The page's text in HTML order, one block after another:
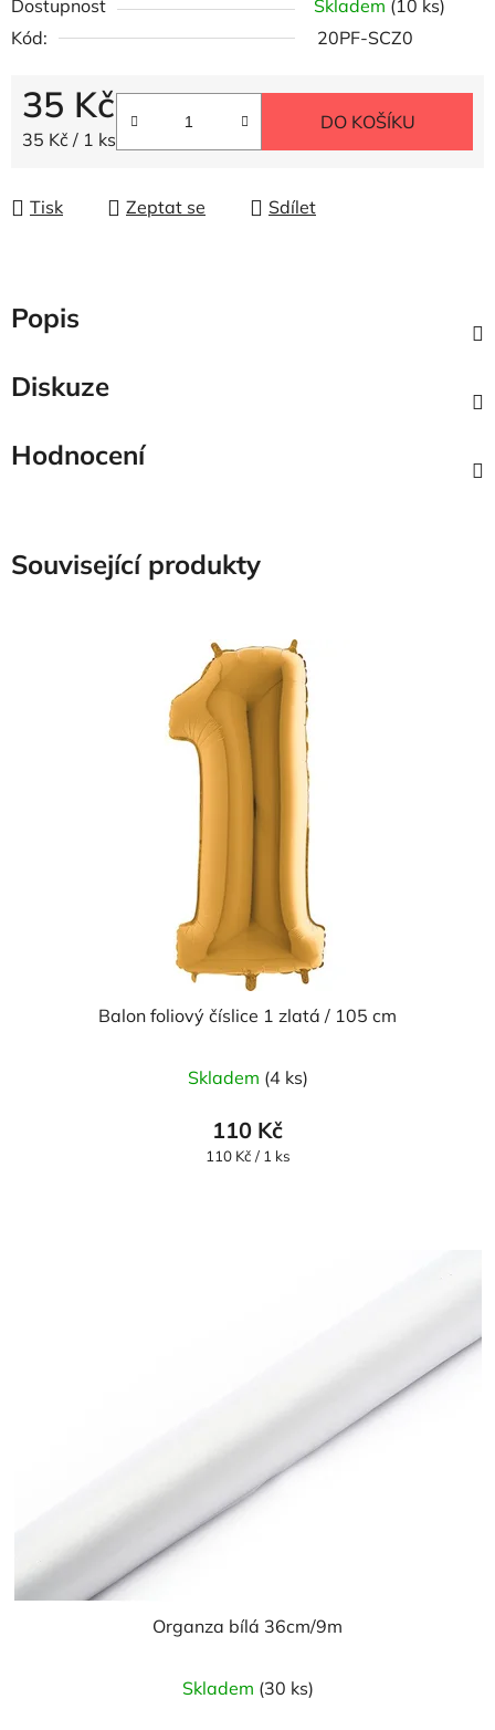
Dostupnost Skladem (10 ks)
Kód:
20PF-SCZ0
35 Kč
Měrná cena:
35 Kč / 1 ks
DO KOŠÍKU
Tisk Zeptat se Sdílet
Popis
Diskuze
Hodnocení
Související produkty
Balon foliový číslice 1 zlatá / 105 cm
Skladem (4 ks)
110 Kč
Měrná
110 Kč / 1 ks
Organza bílá 36cm/9m
hodnocení
Skladem (30 ks)